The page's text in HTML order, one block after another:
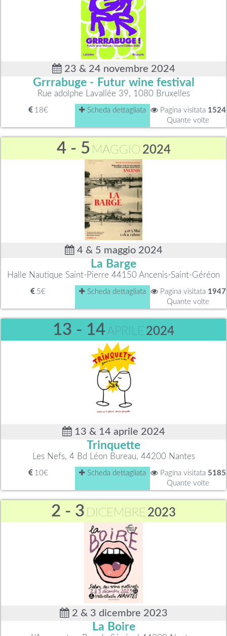
23 & 24 novembre 2024
Grrrabuge - Futur wine festival
Rue adolphe Lavallée 39, 1080 Bruxelles
18€ Scheda dettagliata Pagina visitata 1524
Quante volte
4 - 5 MAGGIO 2024
4 & 5 maggio 2024
La Barge
Halle Nautique Saint-Pierre 44150 Ancenis-Saint-Géréon
5€ Scheda dettagliata Pagina visitata 1947
Quante volte
13 - 14APRILE 2024
13 & 14 aprile 2024
Trinquette
Les Nefs, 4 Bd Léon Bureau, 44200 Nantes
10€ Scheda dettagliata Pagina visitata 5185
Quante volte
2 - 3 DICEMBRE 2023
2 & 3 dicembre 2023
La Boire